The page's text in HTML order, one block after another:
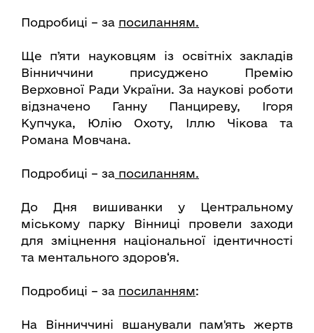
Подробиці – за посиланням.
Ще пʼяти науковцям із освітніх закладів
Вінниччини присуджено Премію
Верховної Ради України. За наукові роботи
відзначено Ганну Панциреву, Ігоря
Купчука, Юлію Охоту, Іллю Чікова та
Романа Мовчана.
Подробиці – за посиланням.
До Дня вишиванки у Центральному
міському парку Вінниці провели заходи
для зміцнення національної ідентичності
та ментального здоров‘я.
Подробиці – за посиланням:
На Вінниччині вшанували пам'ять жертв